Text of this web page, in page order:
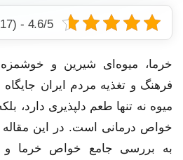
20 شهریور, 1403
4.6/5 - (17 امتیاز)
خرما، میوه‌ای شیرین و
فرهنگ و تغذیه مردم ایران
میوه نه تنها طعم دلپذیری دارد،
خواص درمانی است. در این مقاله
به بررسی جامع خواص خرما و